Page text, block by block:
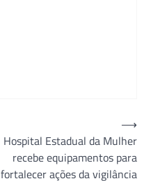
Hospital Estadual da Mulher
recebe equipamentos para
fortalecer ações da vigilância
⟶